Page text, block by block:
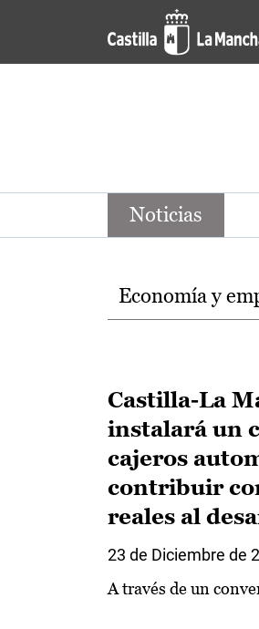
Pasar al contenido principal
Noticias de la
Noticias
Temas
Economía y
Castilla-La
instalará un
cajeros
contribuir
reales al
23 de Diciembre de
A través de un